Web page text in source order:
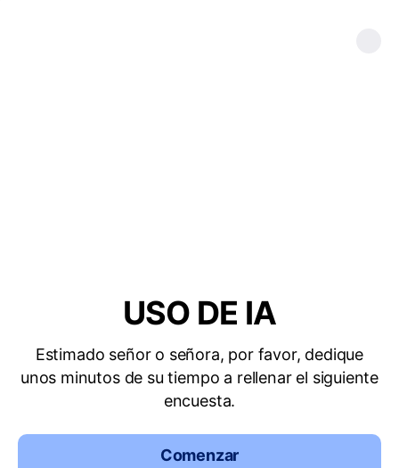
USO DE IA
Estimado señor o señora, por favor, dedique
unos minutos de su tiempo a rellenar el siguiente
encuesta.
Comenzar